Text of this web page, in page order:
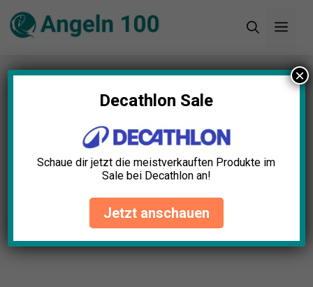
Zum
Inhalt
Startseite»Blog»Downrigger Test: Die 5 besten
Decathlon Sale
Schaue dir jetzt die meistverkauften Produkte im
Sale bei Decathlon an!
Jetzt anschauen
×